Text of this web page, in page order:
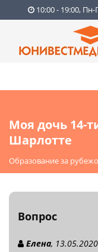
10:00 - 19:00, Пн-
Моя дочь 14-
Шарлотте
Образование за
Вопрос
Елена, 13.05.2020